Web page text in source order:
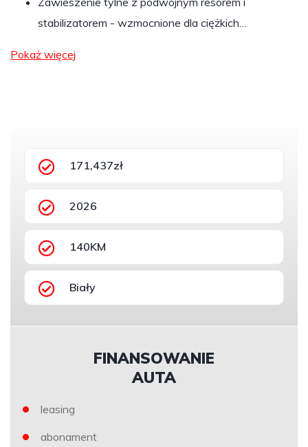
stabilizatorem - wzmocnione dla ciężkich…
Pokaż więcej
171,437zł
2026
140KM
Biały
FINANSOWANIE
AUTA
leasing
abonament